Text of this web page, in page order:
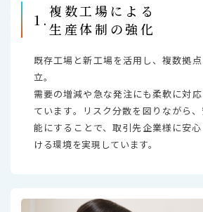
1.複数⼯場による
⽣産体制の強化
既存工場と新工場を活用し、複数拠
立。
需要の増減や急な発注にも柔軟に対
ています。リスク分散を図りながら
能にすることで、取引先企業様に安
ける環境を実現しています。